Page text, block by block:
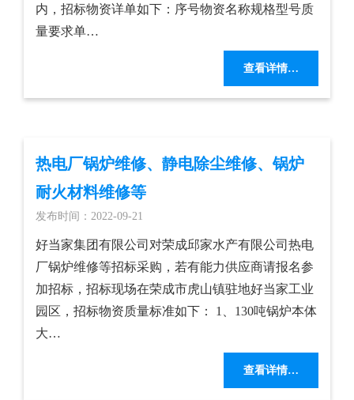
内，招标物资详单如下：序号物资名称规格型号质
量要求单…
查看详情…
热电厂锅炉维修、静电除尘维修、锅炉
耐火材料维修等
发布时间：2022-09-21
好当家集团有限公司对荣成邱家水产有限公司热电
厂锅炉维修等招标采购，若有能力供应商请报名参
加招标，招标现场在荣成市虎山镇驻地好当家工业
园区，招标物资质量标准如下： 1、130吨锅炉本体
大…
查看详情…